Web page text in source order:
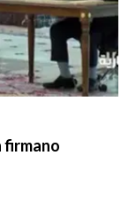
firmano